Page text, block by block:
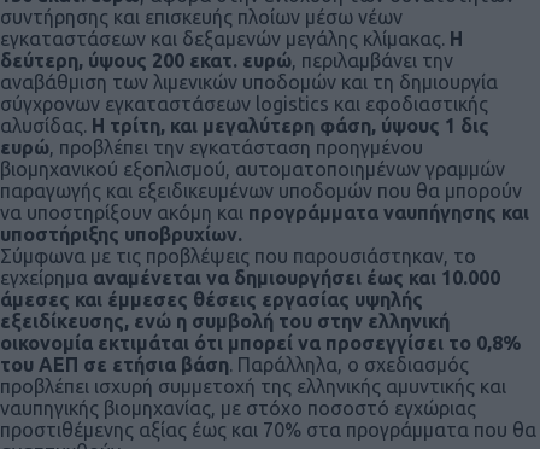
συντήρησης και επισκευής πλοίων μέσω νέων
εγκαταστάσεων και δεξαμενών μεγάλης κλίμακας. Η
δεύτερη, ύψους 200 εκατ. ευρώ, περιλαμβάνει την
αναβάθμιση των λιμενικών υποδομών και τη δημιουργία
σύγχρονων εγκαταστάσεων logistics και εφοδιαστικής
αλυσίδας. Η τρίτη, και μεγαλύτερη φάση, ύψους 1 δις
ευρώ, προβλέπει την εγκατάσταση προηγμένου
βιομηχανικού εξοπλισμού, αυτοματοποιημένων γραμμών
παραγωγής και εξειδικευμένων υποδομών που θα μπορούν
να υποστηρίξουν ακόμη και προγράμματα ναυπήγησης και
υποστήριξης υποβρυχίων.
Σύμφωνα με τις προβλέψεις που παρουσιάστηκαν, το
εγχείρημα αναμένεται να δημιουργήσει έως και 10.000
άμεσες και έμμεσες θέσεις εργασίας υψηλής
εξειδίκευσης, ενώ η συμβολή του στην ελληνική
οικονομία εκτιμάται ότι μπορεί να προσεγγίσει το 0,8%
του ΑΕΠ σε ετήσια βάση. Παράλληλα, ο σχεδιασμός
προβλέπει ισχυρή συμμετοχή της ελληνικής αμυντικής και
ναυπηγικής βιομηχανίας, με στόχο ποσοστό εγχώριας
προστιθέμενης αξίας έως και 70% στα προγράμματα που θα